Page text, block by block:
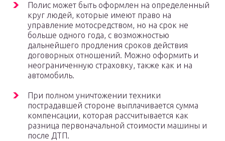
Полис может быть оформлен на определенный
круг людей, которые имеют право на
управление мотосредством, но на срок не
больше одного года, с возможностью
дальнейшего продления сроков действия
договорных отношений. Можно оформить и
неограниченную страховку, также как и на
автомобиль.
При полном уничтожении техники
пострадавшей стороне выплачивается сумма
компенсации, которая рассчитывается как
разница первоначальной стоимости машины и
после ДТП.